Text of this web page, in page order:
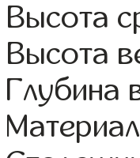
Высота
Высота
Глубина